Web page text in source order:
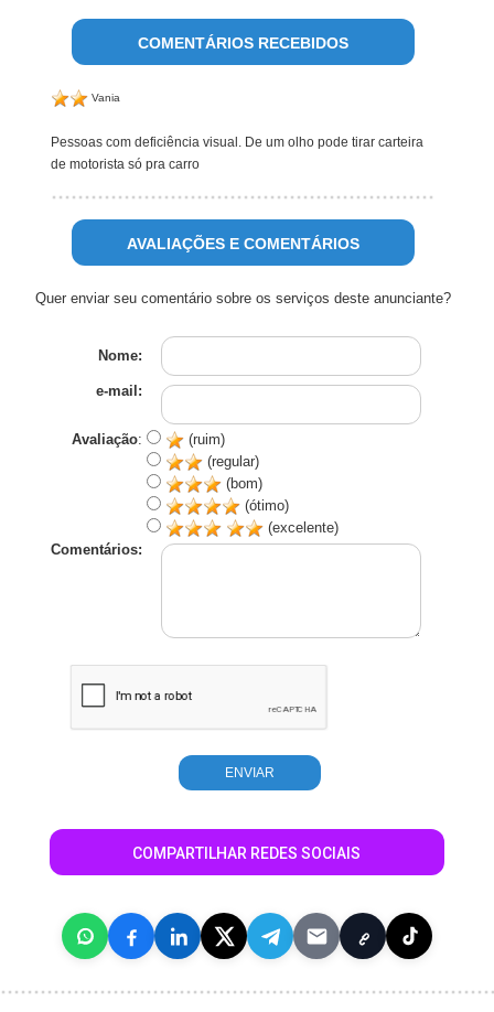
COMENTÁRIOS RECEBIDOS
Vania
Pessoas com deficiência visual. De um olho pode tirar carteira
de motorista só pra carro
AVALIAÇÕES E COMENTÁRIOS
Quer enviar seu comentário sobre os serviços deste anunciante?
Nome:
e-mail:
Avaliação:
(ruim)
(regular)
(bom)
(ótimo)
(excelente)
Comentários:
COMPARTILHAR REDES SOCIAIS